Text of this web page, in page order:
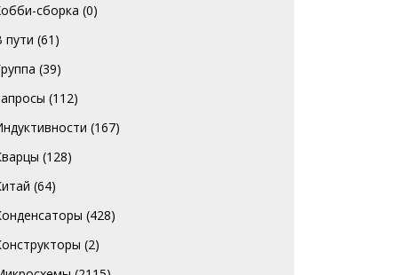
сборка (0)
пути (61)
(39)
(112)
(167)
(128)
(64)
(428)
(2)